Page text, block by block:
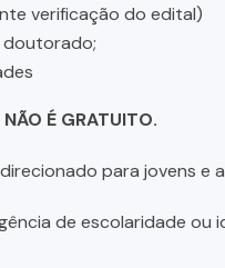
verificação do edital)
doutorado;
NÃO É GRATUITO.
para jovens e
de escolaridade